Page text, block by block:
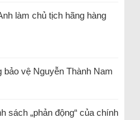
làm chủ tịch hãng hàng
bảo vệ Nguyễn Thành Nam
sách „phản động“ của chính